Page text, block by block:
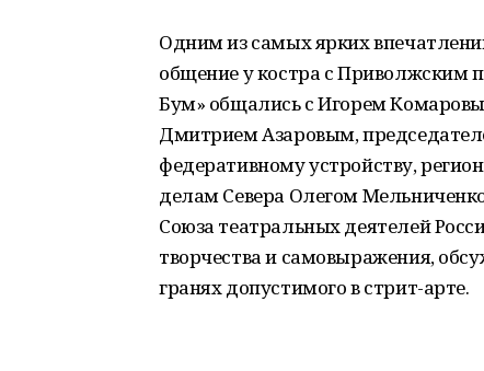
Одним из самых ярких
общение у костра с Приволжским
Бум» общались с Игорем
Дмитрием Азаровым,
федеративному устройству,
делам Севера Олегом
Союза театральных деятелей
творчества и самовыражения,
гранях допустимого в стрит-арте.